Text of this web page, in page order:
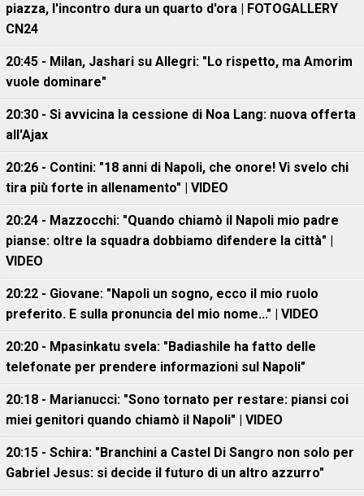
piazza, l'incontro dura un quarto d'ora | FOTOGALLERY
CN24
20:45 - Milan, Jashari su Allegri: "Lo rispetto, ma Amorim
vuole dominare"
20:30 - Si avvicina la cessione di Noa Lang: nuova offerta
all'Ajax
20:26 - Contini: "18 anni di Napoli, che onore! Vi svelo chi
tira più forte in allenamento" | VIDEO
20:24 - Mazzocchi: "Quando chiamò il Napoli mio padre
pianse: oltre la squadra dobbiamo difendere la città" |
VIDEO
20:22 - Giovane: "Napoli un sogno, ecco il mio ruolo
preferito. E sulla pronuncia del mio nome..." | VIDEO
20:20 - Mpasinkatu svela: "Badiashile ha fatto delle
telefonate per prendere informazioni sul Napoli"
20:18 - Marianucci: "Sono tornato per restare: piansi coi
miei genitori quando chiamò il Napoli" | VIDEO
20:15 - Schira: "Branchini a Castel Di Sangro non solo per
Gabriel Jesus: si decide il futuro di un altro azzurro"